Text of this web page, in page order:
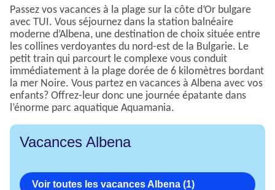
Passez vos vacances à la plage sur la côte d’Or bulgare
avec TUI. Vous séjournez dans la station balnéaire
moderne d’Albena, une destination de choix située entre
les collines verdoyantes du nord-est de la Bulgarie. Le
petit train qui parcourt le complexe vous conduit
immédiatement à la plage dorée de 6 kilomètres bordant
la mer Noire. Vous partez en vacances à Albena avec vos
enfants? Offrez-leur donc une journée épatante dans
l’énorme parc aquatique Aquamania.
Vacances Albena
Voir toutes les vacances Albena (1)